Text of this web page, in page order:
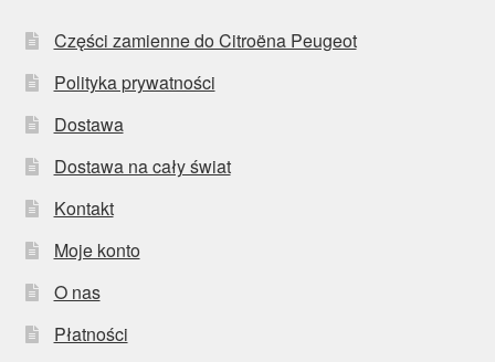
Części zamienne do Citroëna Peugeot
Polityka prywatności
Dostawa
Dostawa na cały świat
Kontakt
Moje konto
O nas
Płatności